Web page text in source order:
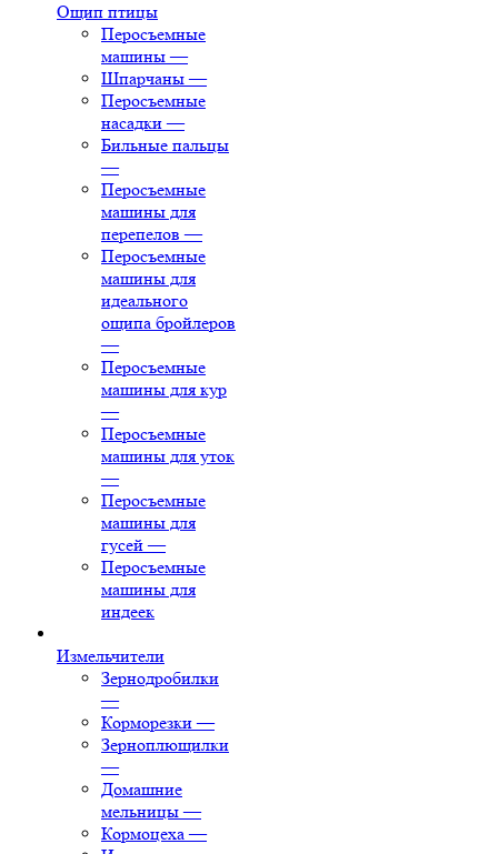
Ощип птицы
Перосъемные
машины —
Шпарчаны —
Перосъемные
насадки —
Бильные пальцы
—
Перосъемные
машины для
перепелов —
Перосъемные
машины для
идеального
ощипа бройлеров
—
Перосъемные
машины для кур
—
Перосъемные
машины для уток
—
Перосъемные
машины для
гусей —
Перосъемные
машины для
индеек
Измельчители
Зернодробилки
—
Корморезки —
Зерноплющилки
—
Домашние
мельницы —
Кормоцеха —